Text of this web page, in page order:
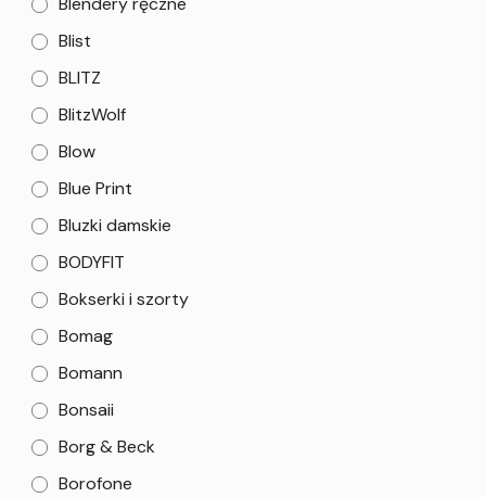
Blist
BLITZ
BlitzWolf
Blow
Blue Print
Bluzki damskie
BODYFIT
Bokserki i szorty
Bomag
Bomann
Bonsaii
Borg & Beck
Borofone